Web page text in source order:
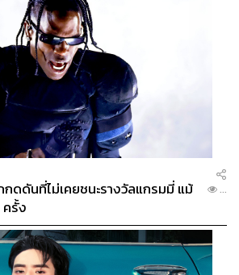
มนความโกรธหลั่งออกมาน้อยลง) ก็คือ
หลายคนบอกว่าเป็นเรื่องไก่เกิดก่อน
ะเราฝึกให้ตัวเองสงบเย็น ฮอร์โมน
อกมาน้อย หรือเพราะฮอร์โมนหลั่งออก
น แต่โดยรวมๆ ก็คือ ถ้าเราเป็นคนเริ่ม
มิตร’ และ ‘ทำความรู้จัก’ กับ
) ก็เป็นไปได้ที่สารเคมีเหล่านั้นจะค่อยๆ
แล้วเราก็จะกลายเป็นมนุษย์ที่ Toxic
คนอาจรู้สึกว่าการลดความ Toxic
งก็เป็นอย่างนั้นจริงๆ ครับ ยากเหมือน
เบกลีย์ (Sharon Begley) คือTrain
Brainเลย
ดดันที่ไม่เคยชนะรางวัลแกรมมี่ แม้
ครั้ง
...